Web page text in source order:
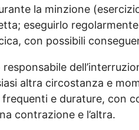
la minzione
eseguirlo
con possibili
altra circostanza e
e durature, con
contrazione e l’altra.